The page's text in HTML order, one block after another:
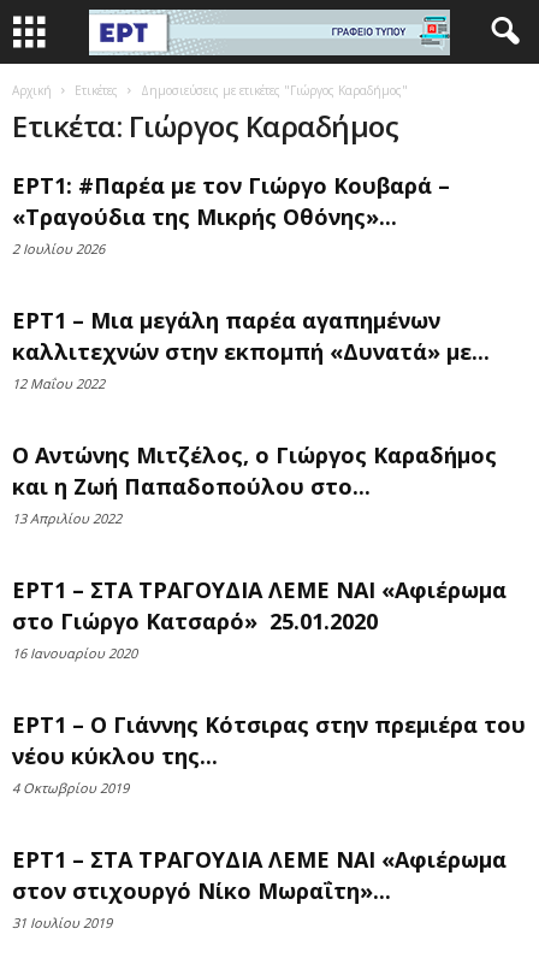
Αρχική Ετικέτες Δημοσιεύσεις με ετικέτες "Γιώργος Καραδήμος"
Ετικέτα: Γιώργος Καραδήμος
ΕΡΤ1: #Παρέα με τον Γιώργο Κουβαρά –
«Τραγούδια της Μικρής Οθόνης»...
2 Ιουλίου 2026
ΕΡΤ1 – Μια μεγάλη παρέα αγαπημένων
καλλιτεχνών στην εκπομπή «Δυνατά» με...
12 Μαΐου 2022
Ο Αντώνης Μιτζέλος, ο Γιώργος Καραδήμος
και η Ζωή Παπαδοπούλου στο...
13 Απριλίου 2022
ΕΡΤ1 – ΣΤΑ ΤΡΑΓΟΥΔΙΑ ΛΕΜΕ ΝΑΙ «Αφιέρωμα
στο Γιώργο Κατσαρό» 25.01.2020
16 Ιανουαρίου 2020
ΕΡΤ1 – Ο Γιάννης Κότσιρας στην πρεμιέρα του
νέου κύκλου της...
4 Οκτωβρίου 2019
ΕΡΤ1 – ΣΤΑ ΤΡΑΓΟΥΔΙΑ ΛΕΜΕ ΝΑΙ «Αφιέρωμα
στον στιχουργό Νίκο Μωραΐτη»...
31 Ιουλίου 2019